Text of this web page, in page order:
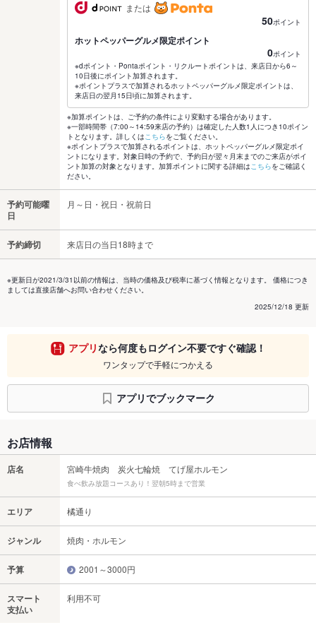
または
50ポイント
ホットペッパーグルメ限定ポイント
0ポイント
※dポイント・Pontaポイント・リクルートポイントは、来店日から6～
10日後にポイント加算されます。
※ポイントプラスで加算されるホットペッパーグルメ限定ポイントは、
来店日の翌月15日頃に加算されます。
※加算ポイントは、ご予約の条件により変動する場合があります。
※一部時間帯（7:00～14:59来店の予約）は確定した人数1人につき10ポイン
トとなります。詳しくはこちらをご覧ください。
※ポイントプラスで加算されるポイントは、ホットペッパーグルメ限定ポイ
ントになります。対象日時の予約で、予約日が翌々月末までのご来店がポイ
ント加算の対象となります。加算ポイントに関する詳細はこちらをご確認く
ださい。
予約可能曜
日
月～日・祝日・祝前日
予約締切 来店日の当日18時まで
※更新日が2021/3/31以前の情報は、当時の価格及び税率に基づく情報となります。 価格につき
ましては直接店舗へお問い合わせください。
2025/12/18 更新
アプリなら何度もログイン不要ですぐ確認！
ワンタップで手軽につかえる
アプリでブックマーク
お店情報
店名 宮崎牛焼肉 炭火七輪焼 てげ屋ホルモン
食べ飲み放題コースあり！翌朝5時まで営業
エリア 橘通り
ジャンル 焼肉・ホルモン
予算 2001～3000円
スマート
支払い
利用不可